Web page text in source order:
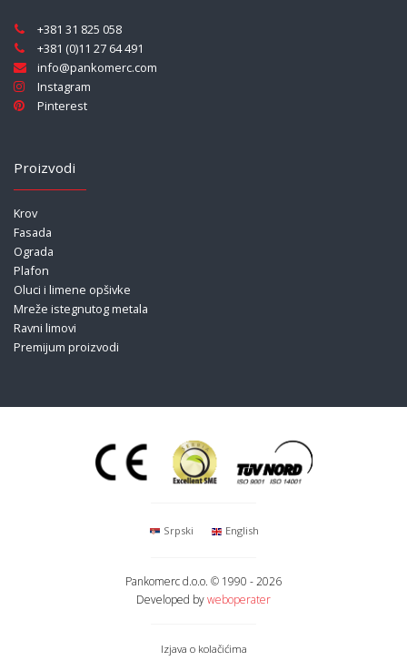
+381 31 825 058
+381 (0)11 27 64 491
info@pankomerc.com
Instagram
Pinterest
Proizvodi
Krov
Fasada
Ograda
Plafon
Oluci i limene opšivke
Mreže istegnutog metala
Ravni limovi
Premijum proizvodi
Srpski English
Pankomerc d.o.o. © 1990 - 2026
Developed byweboperater
Izjava o kolačićima